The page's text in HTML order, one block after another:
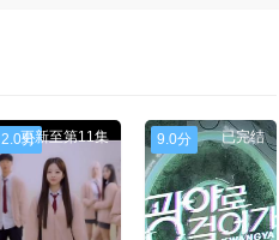
2.0分更新至第11集 9.0分 已完结